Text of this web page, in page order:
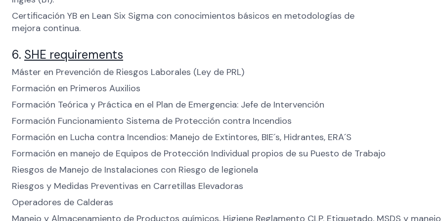
Certificación YB en Lean Six Sigma con conocimientos básicos en metodologías de
mejora continua.
6. SHE requirements
Máster en Prevención de Riesgos Laborales (Ley de PRL)
Formación en Primeros Auxilios
Formación Teórica y Práctica en el Plan de Emergencia: Jefe de Intervención
Formación Funcionamiento Sistema de Protección contra Incendios
Formación en Lucha contra Incendios: Manejo de Extintores, BIE´s, Hidrantes, ERA´S
Formación en manejo de Equipos de Protección Individual propios de su Puesto de Trabajo
Riesgos de Manejo de Instalaciones con Riesgo de legionela
Riesgos y Medidas Preventivas en Carretillas Elevadoras
Operadores de Calderas
Manejo y Almacenamiento de Productos químicos, Higiene Reglamento CLP. Etiquetado, MSDS y